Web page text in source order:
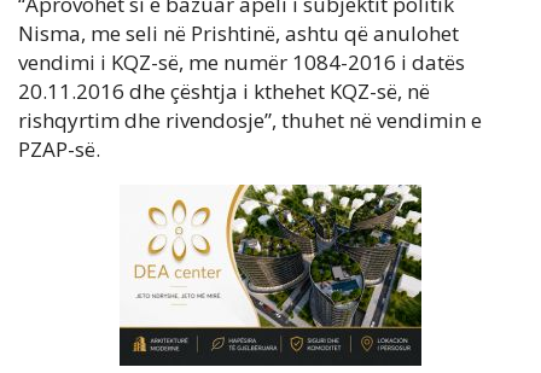
Nisma, me seli në Prishtinë, ashtu që anulohet
vendimi i KQZ-së, me numër 1084-2016 i datës
20.11.2016 dhe çështja i kthehet KQZ-së, në
rishqyrtim dhe rivendosje”, thuhet në vendimin e
PZAP-së.